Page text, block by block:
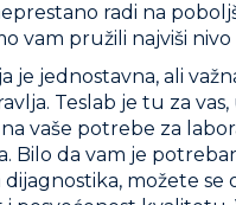
radi na
vam pružili najviši
je jednostavna, ali
Teslab je tu za
vaše potrebe za
Bilo da vam je
dijagnostika, možete se